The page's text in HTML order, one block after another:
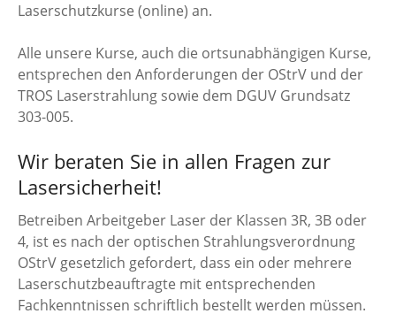
Laserschutzkurse (online) an.
Alle unsere Kurse, auch die ortsunabhängigen Kurse,
entsprechen den Anforderungen der OStrV und der
TROS Laserstrahlung sowie dem DGUV Grundsatz
303-005.
Wir beraten Sie in allen Fragen zur
Lasersicherheit!
Betreiben Arbeitgeber Laser der Klassen 3R, 3B oder
4, ist es nach der optischen Strahlungsverordnung
OStrV gesetzlich gefordert, dass ein oder mehrere
Laserschutzbeauftragte mit entsprechenden
Fachkenntnissen schriftlich bestellt werden müssen.